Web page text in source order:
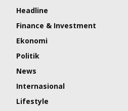
Headline
Finance & Investment
Ekonomi
Politik
News
Internasional
Lifestyle